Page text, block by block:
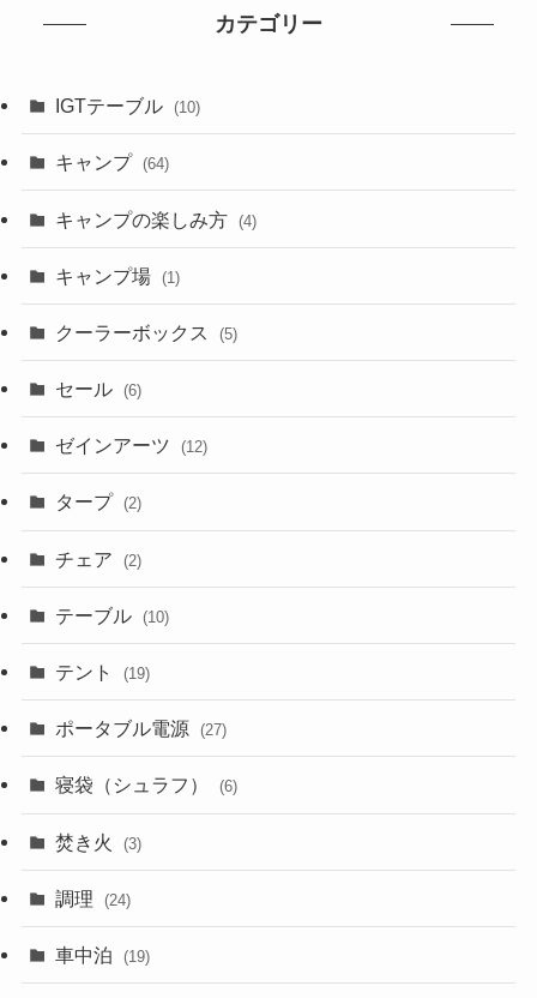
カテゴリー
IGTテーブル (10)
キャンプ (64)
キャンプの楽しみ方 (4)
キャンプ場 (1)
クーラーボックス (5)
セール (6)
ゼインアーツ (12)
タープ (2)
チェア (2)
テーブル (10)
テント (19)
ポータブル電源 (27)
寝袋（シュラフ） (6)
焚き火 (3)
調理 (24)
車中泊 (19)